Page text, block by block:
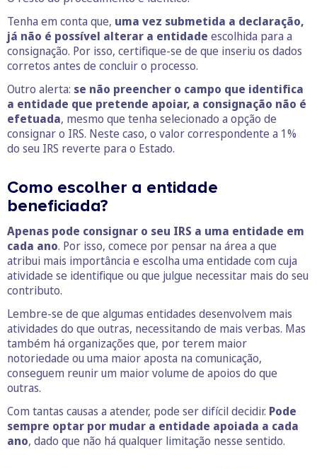
Tenha em conta que, uma vez submetida a declaração,
já não é possível alterar a entidade escolhida para a
consignação. Por isso, certifique-se de que inseriu os dados
corretos antes de concluir o processo.
Outro alerta: se não preencher o campo que identifica
a entidade que pretende apoiar, a consignação não é
efetuada, mesmo que tenha selecionado a opção de
consignar o IRS. Neste caso, o valor correspondente a 1%
do seu IRS reverte para o Estado.
Como escolher a entidade
beneficiada?
Apenas pode consignar o seu IRS a uma entidade em
cada ano. Por isso, comece por pensar na área a que
atribui mais importância e escolha uma entidade com cuja
atividade se identifique ou que julgue necessitar mais do seu
contributo.
Lembre-se de que algumas entidades desenvolvem mais
atividades do que outras, necessitando de mais verbas. Mas
também há organizações que, por terem maior
notoriedade ou uma maior aposta na comunicação,
conseguem reunir um maior volume de apoios do que
outras.
Com tantas causas a atender, pode ser difícil decidir. Pode
sempre optar por mudar a entidade apoiada a cada
ano, dado que não há qualquer limitação nesse sentido.